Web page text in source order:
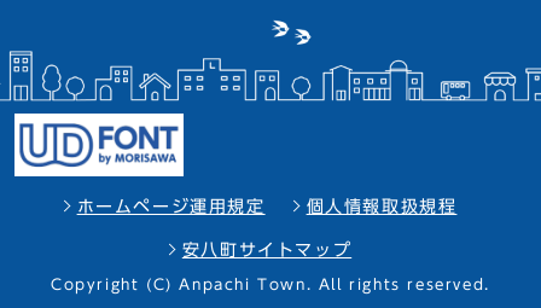
ホームページ運用規定 個人情報取扱規程
安八町サイトマップ
Copyright (C) Anpachi Town. All rights reserved.